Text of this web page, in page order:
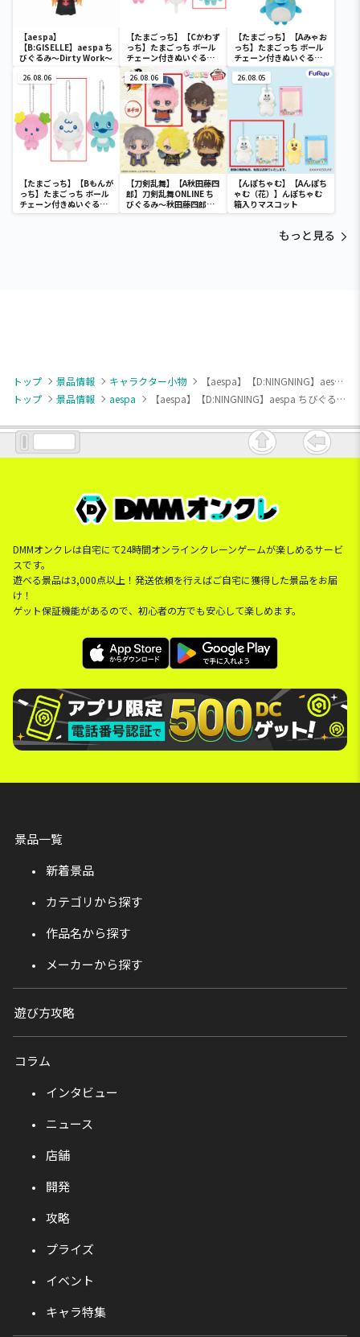
【aespa】
【B:GISELLE】aespa ち
びぐるみ～Dirty Work～
【たまごっち】【Cかわず
っち】たまごっち ボール
チェーン付きぬいぐるみ
～Tamagotchi
Paradise～vol.3
【たまごっち】【Aみゃお
っち】たまごっち ボール
チェーン付きぬいぐるみ
～Tamagotchi
Paradise～vol.2-R
26.08.06
【たまごっち】【Bもんが
っち】たまごっち ボール
チェーン付きぬいぐるみ
～Tamagotchi
26.08.06
【刀剣乱舞】【A秋田藤四
郎】刀剣乱舞ONLINE ち
びぐるみ～秋田藤四郎・
大倶利伽羅・へし切長谷
26.08.05
【んぽちゃむ】【Aんぽち
ゃむ（花）】んぽちゃむ
箱入りマスコット
もっと見る
トップ 景品情報 キャラクター小物
【aespa】【D:NINGNING】aespa ちびぐるみ～キャラクターズ着ぐるみver.～
トップ
景品情報 aespa 【aespa】【D:NINGNING】aespa ちびぐるみ～キャラクターズ着ぐるみver.～
DMMオンクレは自宅にて24時間オンラインクレーンゲームが楽しめるサービ
スです。
遊べる景品は3,000点以上！発送依頼を行えばご自宅に獲得した景品をお届
け！
ゲット保証機能があるので、初心者の方でも安心して楽しめます。
景品一覧
新着景品
カテゴリから探す
作品名から探す
メーカーから探す
遊び方攻略
コラム
インタビュー
ニュース
店舗
開発
攻略
プライズ
イベント
キャラ特集